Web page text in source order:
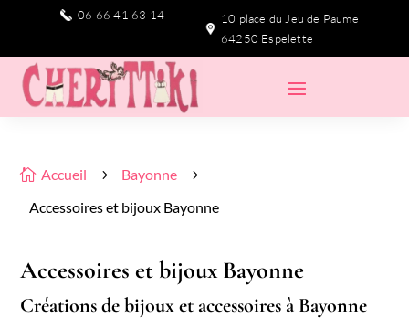
06 66 41 63 14
10 place du Jeu de Paume
64250 Espelette
 Accueil 5 Bayonne 5
Accessoires et bijoux Bayonne
Accessoires et bijoux Bayonne
Créations de bijoux et accessoires à Bayonne